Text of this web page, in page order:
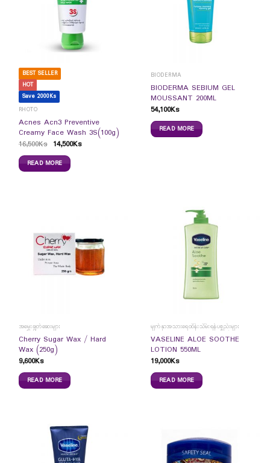
BEST SELLER
HOT
Save 2000Ks
RHOTO
Acnes Acn3 Preventive
Creamy Face Wash 3S(100g)
16,500Ks 14,500Ks
READ MORE
BIODERMA
BIODERMA SEBIUM GEL
MOUSSANT 200ML
54,100Ks
READ MORE
အမွှေးချွတ်ဆေးများ
Cherry Sugar Wax / Hard
Wax (250g)
9,600Ks
READ MORE
မျက်နှာအသားရေထိန်းသိမ်းရန်ပစ္စည်းများ
VASELINE ALOE SOOTHE
LOTION 550ML
19,000Ks
READ MORE